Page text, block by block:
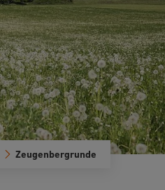
Zeugenbergrunde